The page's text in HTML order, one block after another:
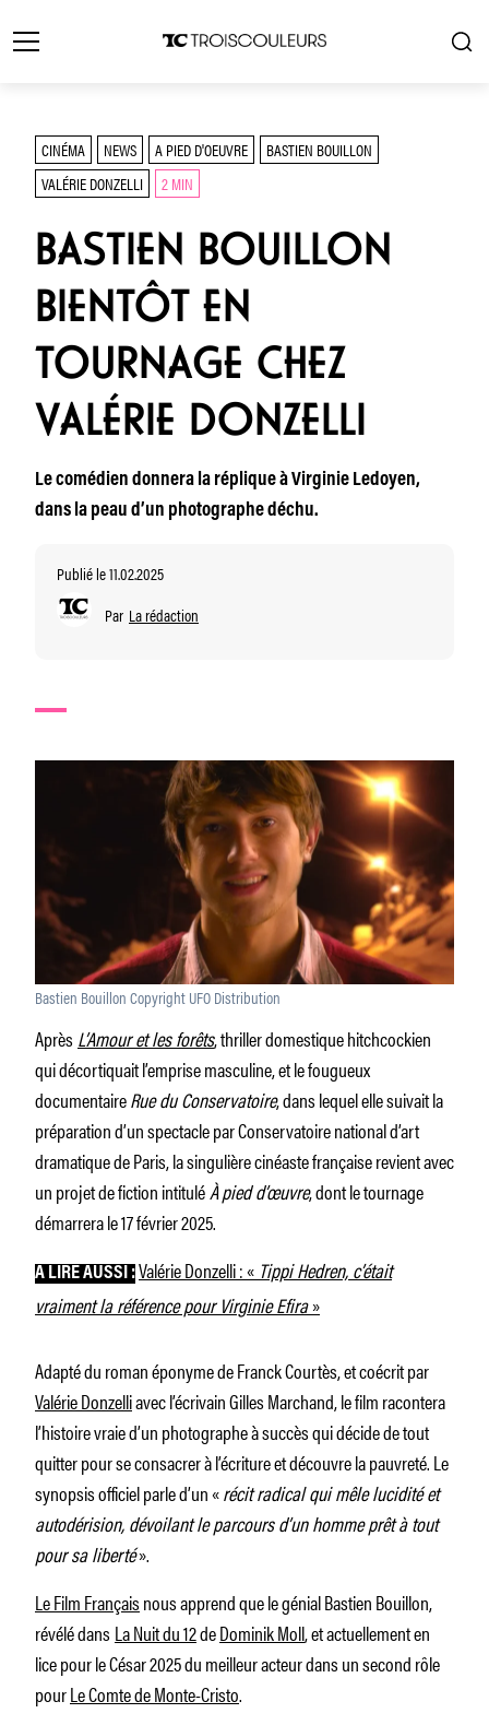
CINÉMA NEWS A PIED D'OEUVRE
BASTIEN BOUILLON
VALÉRIE DONZELLI
2 MIN
BASTIEN BOUILLON
BIENTÔT EN
TOURNAGE CHEZ
VALÉRIE DONZELLI
Le comédien donnera la réplique à Virginie Ledoyen,
dans la peau d’un photographe déchu.
Publié le 11.02.2025
Par La rédaction
Bastien Bouillon Copyright UFO Distribution
AprèsL’Amour et les forêts, thriller domestique hitchcockien
qui décortiquait l’emprise masculine, et le fougueux
documentaireRue du Conservatoire, dans lequel elle suivait la
préparation d’un spectacle par Conservatoire national d’art
dramatique de Paris, la singulière cinéaste française revient avec
un projet de fiction intituléÀpied d’œuvre, dont le tournage
démarrera le 17 février 2025.
A LIRE AUSSI :Valérie Donzelli : « Tippi Hedren, c’était
vraiment la référence pour Virginie Efira»
Adapté du roman éponyme de Franck Courtès, et coécrit par
Valérie Donzelliavec l’écrivain Gilles Marchand, le film racontera
l’histoire vraie d’un photographe à succès qui décide de tout
quitter pour se consacrer à l’écriture et découvre la pauvreté. Le
synopsis officiel parle d’un «récit radical qui mêle lucidité et
autodérision, dévoilant le parcours d’un homme prêt à tout
pour sa liberté».
Le Film Françaisnous apprend que le génial Bastien Bouillon,
révélé dansLa Nuit du 12deDominik Moll, et actuellement en
lice pour le César 2025 du meilleur acteur dans un second rôle
pourLe Comte de Monte-Cristo.